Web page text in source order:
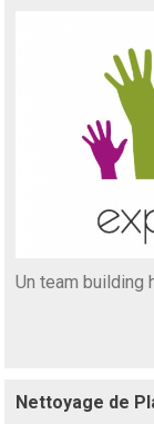
Un team building
Nettoyage de